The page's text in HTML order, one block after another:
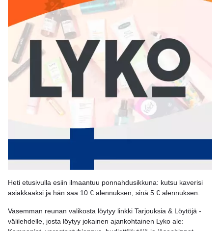
Heti etusivulla esiin ilmaantuu ponnahdusikkuna: kutsu kaverisi
asiakkaaksi ja hän saa 10 € alennuksen, sinä 5 € alennuksen.
Vasemman reunan valikosta löytyy linkki Tarjouksia & Löytöjä -
välilehdelle, josta löytyy jokainen ajankohtainen Lyko ale: